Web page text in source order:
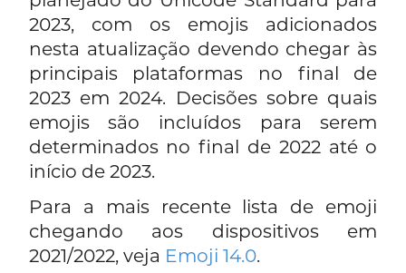
2023, com os emojis adicionados
nesta atualização devendo chegar às
principais plataformas no final de
2023 em 2024. Decisões sobre quais
emojis são incluídos para serem
determinados no final de 2022 até o
início de 2023.
Para a mais recente lista de emoji
chegando aos dispositivos em
2021/2022, veja Emoji 14.0.